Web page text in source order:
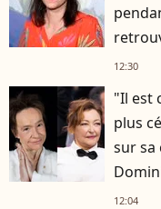
12:30
"Il est
plus
sur sa
12:04